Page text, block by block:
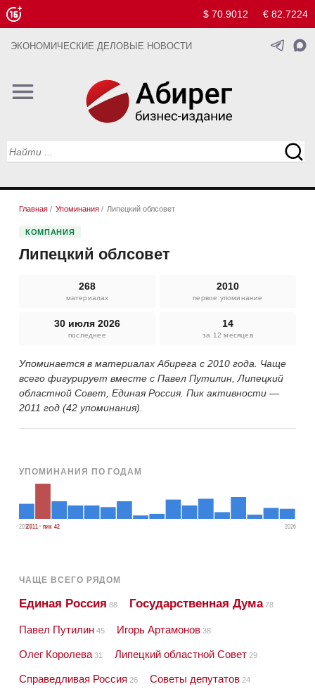
$ 70.9012 € 82.7224
ЭКОНОМИЧЕСКИЕ ДЕЛОВЫЕ НОВОСТИ
Главная / Упоминания / Липецкий облсовет
КОМПАНИЯ
Липецкий облсовет
268
материалах
2010
первое упоминание
30 июля 2026
последнее
14
за 12 месяцев
Упоминается в материалах Абирега с 2010 года. Чаще
всего фигурирует вместе с Павел Путилин, Липецкий
областной Совет, Единая Россия. Пик активности —
2011 год (42 упоминания).
УПОМИНАНИЯ ПО ГОДАМ
20102011 · пик 42 2026
ЧАЩЕ ВСЕГО РЯДОМ
Единая Россия 88 Государственная Дума78
Павел Путилин 45 Игорь Артамонов 38
Олег Королева 31 Липецкий областной Совет 29
Справедливая Россия 26 Советы депутатов 24